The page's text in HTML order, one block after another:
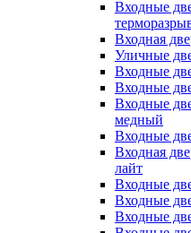
Входные
Входная
Уличные
Входные
Входные
Входные
медный
Входные
Входная
лайт
Входные
Входные
Входные